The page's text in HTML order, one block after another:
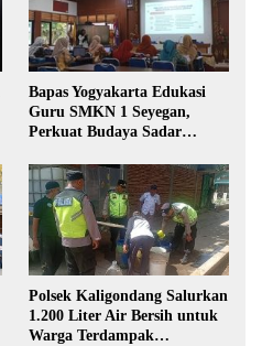
Bapas Yogyakarta Edukasi
Guru SMKN 1 Seyegan,
Perkuat Budaya Sadar
Polsek Kaligondang Salurkan
1.200 Liter Air Bersih untuk
Warga Terdampak